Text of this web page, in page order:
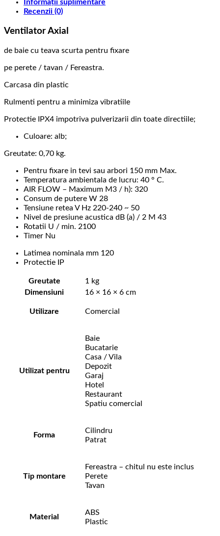
db,
28
jaluzele
Extractor
Informații suplimentare
Recenzii (0)
Ventilator Axial
de baie cu teava scurta pentru fixare
pe perete / tavan / Fereastra.
Carcasa din plastic
Rulmenti pentru a minimiza vibratiile
Protectie IPX4 impotriva pulverizarii din toate directiile;
Culoare: alb;
Greutate: 0,70 kg.
Pentru fixare in tevi sau arbori 150 mm Max.
Temperatura ambientala de lucru: 40 ° C.
AIR FLOW – Maximum M3 / h): 320
Consum de putere W 28
Tensiune retea V Hz 220-240 ~ 50
Nivel de presiune acustica dB (a) / 2 M 43
Rotatii U / min. 2100
Timer Nu
Latimea nominala mm 120
Protectie IP
Greutate
1 kg
Dimensiuni
16 × 16 × 6 cm
Utilizare Comercial
Utilizat pentru
Baie
Bucatarie
Casa / Vila
Depozit
Garaj
Hotel
Restaurant
Spatiu comercial
Forma
Cilindru
Patrat
Tip montare
Fereastra – chitul nu este inclus
Perete
Tavan
Material
ABS
Plastic